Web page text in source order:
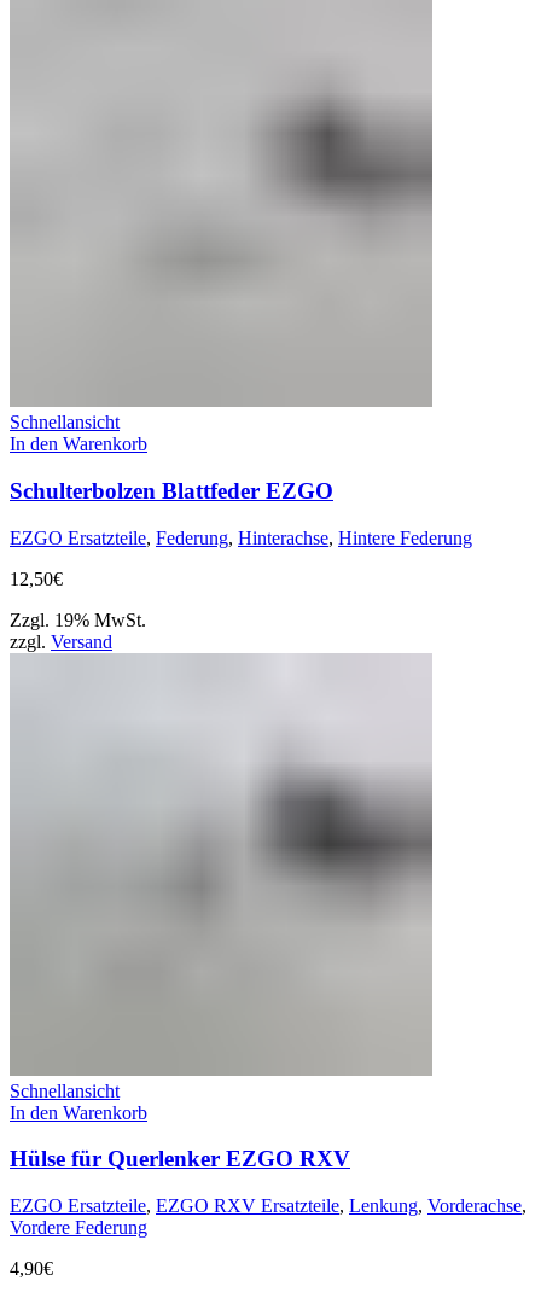
Schnellansicht
In den Warenkorb
Schulterbolzen Blattfeder EZGO
EZGO Ersatzteile, Federung, Hinterachse, Hintere Federung
12,50€
Zzgl. 19% MwSt.
zzgl. Versand
Schnellansicht
In den Warenkorb
Hülse für Querlenker EZGO RXV
EZGO Ersatzteile, EZGO RXV Ersatzteile, Lenkung, Vorderachse,
Vordere Federung
4,90€